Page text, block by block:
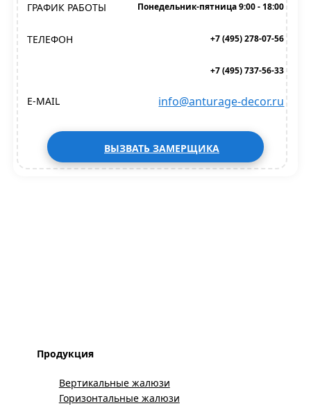
ГРАФИК РАБОТЫ Понедельник-пятница 9:00 - 18:00
ТЕЛЕФОН +7 (495) 278-07-56
+7 (495) 737-56-33
E-MAIL info@anturage-decor.ru
ВЫЗВАТЬ ЗАМЕРЩИКА
Продукция
Вертикальные жалюзи
Горизонтальные жалюзи